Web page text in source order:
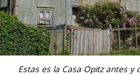
Estas es la Casa Opitz antes y